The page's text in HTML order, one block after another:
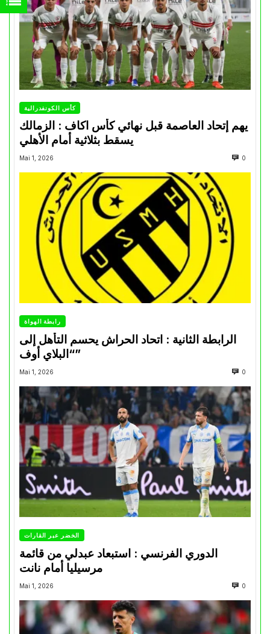
كأس الكونفدرالية
يهم إتحاد العاصمة قبل نهائي كأس اكاف : الزمالك
Mai 1, 2026 0
رابطة الهواة
الرابطة الثانية : اتحاد الحراش يحسم التأهل إلى
“البلاي أوف”
Mai 1, 2026 0
الخضر عبر القارات
الدوري الفرنسي : استبعاد عبدلي من قائمة
مرسيليا أمام نانت
Mai 1, 2026 0